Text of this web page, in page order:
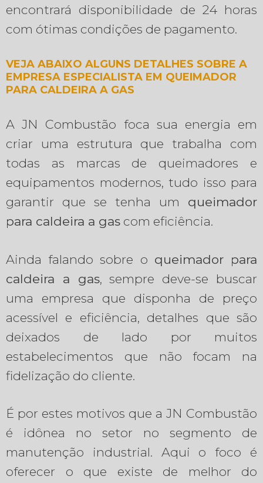
encontrará disponibilidade de 24 horas
com ótimas condições de pagamento.
VEJA ABAIXO ALGUNS DETALHES SOBRE A
EMPRESA ESPECIALISTA EM QUEIMADOR
PARA CALDEIRA A GAS
A JN Combustão foca sua energia em
criar uma estrutura que trabalha com
todas as marcas de queimadores e
equipamentos modernos, tudo isso para
garantir que se tenha um queimador
para caldeira a gas com eficiência.
Ainda falando sobre o queimador para
caldeira a gas, sempre deve-se buscar
uma empresa que disponha de preço
acessível e eficiência, detalhes que são
deixados de lado por muitos
estabelecimentos que não focam na
fidelização do cliente.
É por estes motivos que a JN Combustão
é idônea no setor no segmento de
manutenção industrial. Aqui o foco é
oferecer o que existe de melhor do